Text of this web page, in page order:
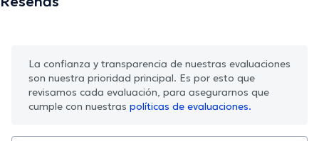
La confianza y transparencia de nuestras evaluaciones
son nuestra prioridad principal. Es por esto que
revisamos cada evaluación, para asegurarnos que
cumple con nuestras políticas de evaluaciones.